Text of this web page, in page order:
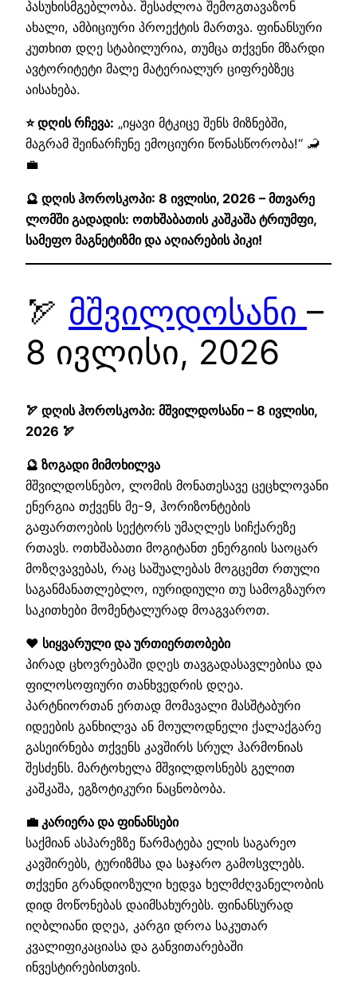
პასუხისმგებლობა. შესაძლოა შემოგთავაზონ
ახალი, ამბიციური პროექტის მართვა. ფინანსური
კუთხით დღე სტაბილურია, თუმცა თქვენი მზარდი
ავტორიტეტი მალე მატერიალურ ციფრებზეც
აისახება.
⭐ დღის რჩევა: „იყავი მტკიცე შენს მიზნებში,
მაგრამ შეინარჩუნე ემოციური წონასწორობა!“ 🦂
💼
🔮 დღის ჰოროსკოპი: 8 ივლისი, 2026 – მთვარე
ლომში გადადის: ოთხშაბათის კაშკაშა ტრიუმფი,
სამეფო მაგნეტიზმი და აღიარების პიკი!
🏹 მშვილდოსანი –
8 ივლისი, 2026
🏹 დღის ჰოროსკოპი: მშვილდოსანი – 8 ივლისი,
2026 🏹
🔮 ზოგადი მიმოხილვა
მშვილდოსნებო, ლომის მონათესავე ცეცხლოვანი
ენერგია თქვენს მე-9, ჰორიზონტების
გაფართოების სექტორს უმაღლეს სიჩქარეზე
რთავს. ოთხშაბათი მოგიტანთ ენერგიის საოცარ
მოზღვავებას, რაც საშუალებას მოგცემთ რთული
საგანმანათლებლო, იურიდიული თუ სამოგზაურო
საკითხები მომენტალურად მოაგვაროთ.
❤️ სიყვარული და ურთიერთობები
პირად ცხოვრებაში დღეს თავგადასავლებისა და
ფილოსოფიური თანხვედრის დღეა.
პარტნიორთან ერთად მომავალი მასშტაბური
იდეების განხილვა ან მოულოდნელი ქალაქგარე
გასეირნება თქვენს კავშირს სრულ ჰარმონიას
შესძენს. მარტოხელა მშვილდოსნებს გელით
კაშკაშა, ეგზოტიკური ნაცნობობა.
💼 კარიერა და ფინანსები
საქმიან ასპარეზზე წარმატება ელის საგარეო
კავშირებს, ტურიზმსა და საჯარო გამოსვლებს.
თქვენი გრანდიოზული ხედვა ხელმძღვანელობის
დიდ მოწონებას დაიმსახურებს. ფინანსურად
იღბლიანი დღეა, კარგი დროა საკუთარ
კვალიფიკაციასა და განვითარებაში
ინვესტირებისთვის.